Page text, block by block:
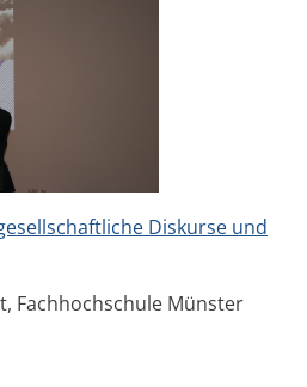
Diskurse und
Fachhochschule Münster